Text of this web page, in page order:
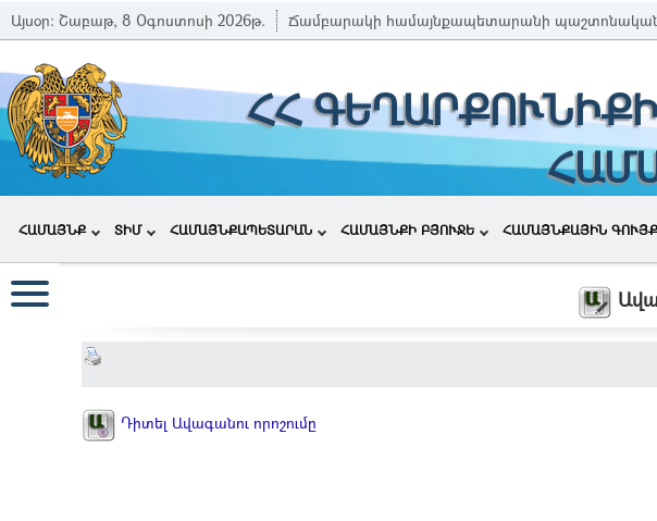
Այսօր: Շաբաթ, 8 Օգոստոսի 2026թ. Ճամբարակի համայնքապետարանի
ՀՀ
ՀԱՄԱՅՆՔ ՏԻՄ ՀԱՄԱՅՆՔԱՊԵՏԱՐԱՆ ՀԱՄԱՅՆՔԻ ԲՅՈՒՋԵ ՀԱՄԱՅՆՔԱՅԻՆ ԳՈՒՅՔ
Դիտել Ավագանու որոշումը